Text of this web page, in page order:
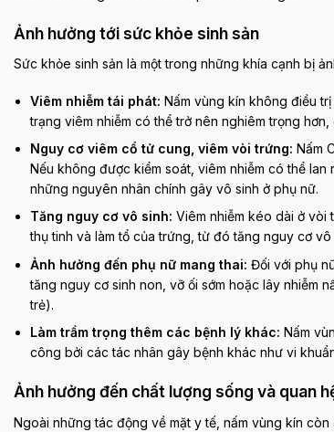
Ảnh hưởng tới sức khỏe sinh sản
Sức khỏe sinh sản là một trong những khía cạnh bị
Viêm nhiễm tái phát: Nấm vùng kín không điều
trạng viêm nhiễm có thể trở nên nghiêm trọng
Nguy cơ viêm cổ tử cung, viêm vòi trứng: Nấm
Nếu không được kiểm soát, viêm nhiễm có thể
những nguyên nhân chính gây vô sinh ở phụ nữ.
Tăng nguy cơ vô sinh: Viêm nhiễm kéo dài ở
thụ tinh và làm tổ của trứng, từ đó tăng nguy cơ
Ảnh hưởng đến phụ nữ mang thai: Đối với phụ
tăng nguy cơ sinh non, vỡ ối sớm hoặc lây nhiễm
trẻ).
Làm trầm trọng thêm các bệnh lý khác: Nấm
công bởi các tác nhân gây bệnh khác như vi
Ảnh hưởng đến chất lượng sống và quan
Ngoài những tác động về mặt y tế, nấm vùng kín